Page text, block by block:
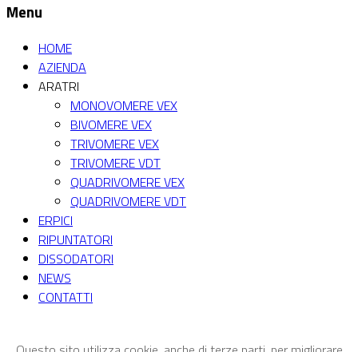
Menu
HOME
AZIENDA
ARATRI
MONOVOMERE VEX
BIVOMERE VEX
TRIVOMERE VEX
TRIVOMERE VDT
QUADRIVOMERE VEX
QUADRIVOMERE VDT
ERPICI
RIPUNTATORI
DISSODATORI
NEWS
CONTATTI